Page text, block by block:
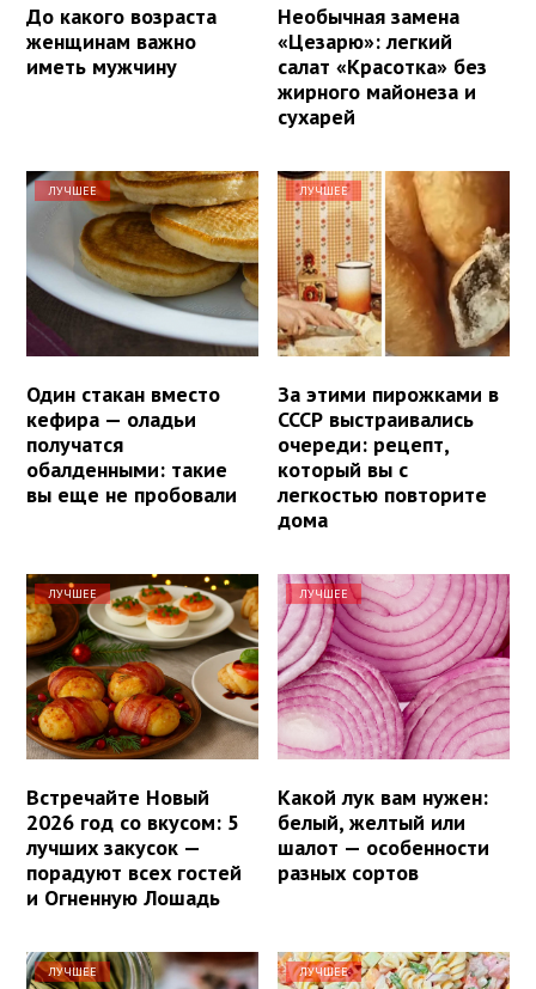
До какого возраста
женщинам важно
иметь мужчину
Необычная замена
«Цезарю»: легкий
салат «Красотка» без
жирного майонеза и
сухарей
ЛУЧШЕЕ
Один стакан вместо
кефира — оладьи
получатся
обалденными: такие
вы еще не пробовали
ЛУЧШЕЕ
За этими пирожками в
СССР выстраивались
очереди: рецепт,
который вы с
легкостью повторите
дома
ЛУЧШЕЕ
Встречайте Новый
2026 год со вкусом: 5
лучших закусок —
порадуют всех гостей
и Огненную Лошадь
ЛУЧШЕЕ
Какой лук вам нужен:
белый, желтый или
шалот — особенности
разных сортов
ЛУЧШЕЕ ЛУЧШЕЕ